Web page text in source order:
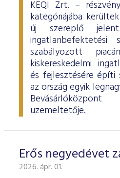
KEQI Zrt. –
kategóriájába
új szereplő
ingatlanbefektetési
szabályozott
kiskereskedelmi
és fejlesztésére építi
az ország egyik
üzemeltetője.
Erős negyedévet
2026. ápr. 01.